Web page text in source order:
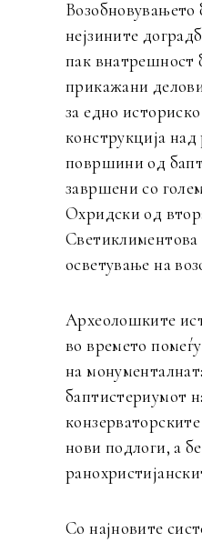
Возобновувањето
нејзините
пак внатрешност
прикажани
за едно
конструкција
површини од
завршени со
Охридски од
осветување на
Археолошките
во времето
на
баптистериумот
нови подлоги, а
Со најновите